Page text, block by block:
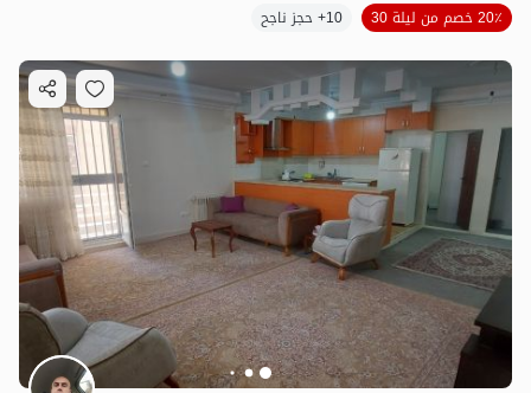
20٪ خصم من ليلة 30
10+ حجز ناجح